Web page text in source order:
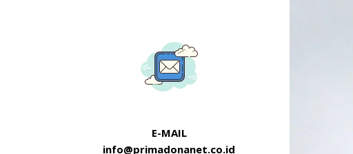
E-MAIL
info@primadonanet.co.id